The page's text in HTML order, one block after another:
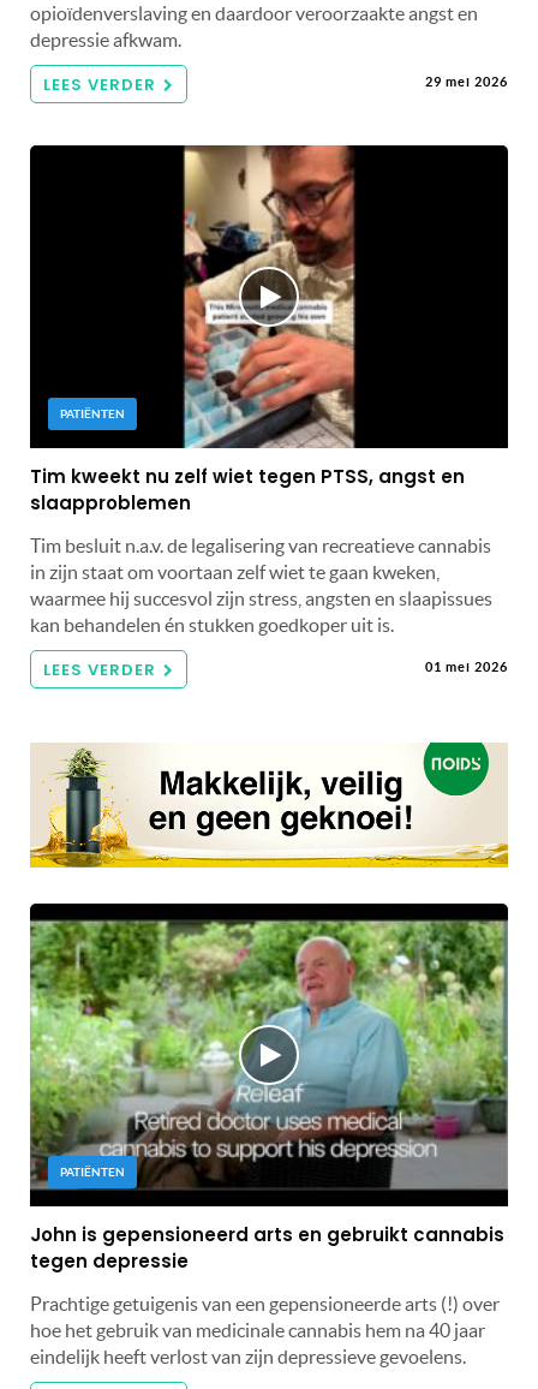
opioïdenverslaving en daardoor veroorzaakte angst en
depressie afkwam.
LEES VERDER 29 mei 2026
PATIËNTEN
Tim kweekt nu zelf wiet tegen PTSS, angst en
slaapproblemen
Tim besluit n.a.v. de legalisering van recreatieve cannabis
in zijn staat om voortaan zelf wiet te gaan kweken,
waarmee hij succesvol zijn stress, angsten en slaapissues
kan behandelen én stukken goedkoper uit is.
LEES VERDER 01 mei 2026
PATIËNTEN
John is gepensioneerd arts en gebruikt cannabis
tegen depressie
Prachtige getuigenis van een gepensioneerde arts (!) over
hoe het gebruik van medicinale cannabis hem na 40 jaar
eindelijk heeft verlost van zijn depressieve gevoelens.